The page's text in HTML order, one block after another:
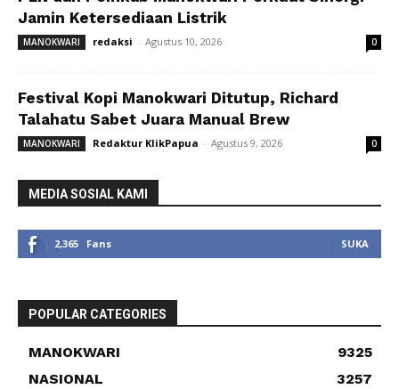
Jamin Ketersediaan Listrik
MANOKWARI redaksi - Agustus 10, 2026 0
Festival Kopi Manokwari Ditutup, Richard
Talahatu Sabet Juara Manual Brew
MANOKWARI Redaktur KlikPapua - Agustus 9, 2026 0
MEDIA SOSIAL KAMI
2,365 Fans SUKA
POPULAR CATEGORIES
MANOKWARI
9325
NASIONAL
3257